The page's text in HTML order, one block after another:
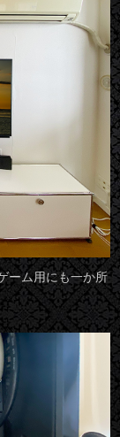
ーム用にも一か所